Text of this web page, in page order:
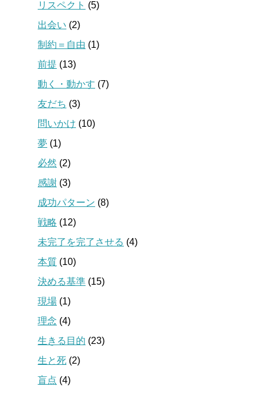
リスペクト (5)
出会い (2)
制約＝自由 (1)
前提 (13)
動く・動かす (7)
友だち (3)
問いかけ (10)
夢 (1)
必然 (2)
感謝 (3)
成功パターン (8)
戦略 (12)
未完了を完了させる (4)
本質 (10)
決める基準 (15)
現場 (1)
理念 (4)
生きる目的 (23)
生と死 (2)
盲点 (4)